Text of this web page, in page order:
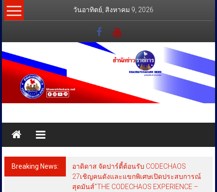
Skip
to
วันอาทิตย์, สิงหาคม 9, 2026
สำนัก
ข่าว
ราชการ
ทุกข์
Breaking News:
อาดิดาส จัดปาร์ตี้ต้อนรับ CODECHAOS
27เชิญคนดังและแขกพิเศษเปิดประสบการณ์
สุดมันส์“THE CODECHAOS EXPERIENCE –